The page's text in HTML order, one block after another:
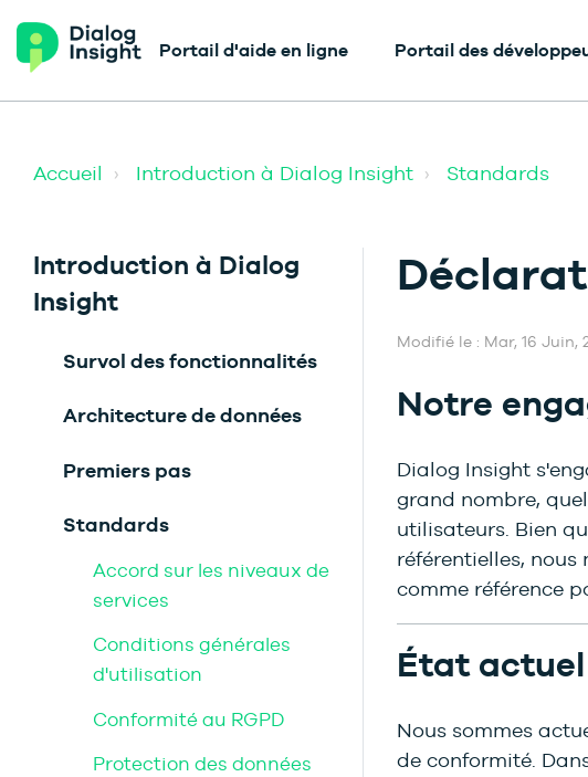
Portail d'aide en ligne Portail des
Accueil Introduction à Dialog Insight Standards
Introduction à Dialog
Insight
Survol des fonctionnalités
Architecture de données
Premiers pas
Standards
Accord sur les niveaux de
services
Conditions générales
d'utilisation
Conformité au RGPD
Protection des données
Modifié le : Mar, 16 Juin,
Notre
Dialog Insight
grand nombre,
utilisateurs. Bien
référentielles, nous
comme référence
État actuel
Nous sommes
de conformité.